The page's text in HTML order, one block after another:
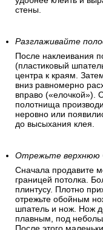
Виниловые обои
допускается
удобнее клеить и
стены.
Разглаживайте
После наклеивания
(пластиковый
вниз равномерно
вправо («елочкой»).
полотнища
неровно или
до высыхания клея.
Отрежьте верхнюю